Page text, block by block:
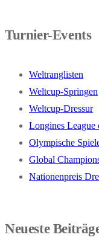
Turnier-Events
Weltranglisten
Weltcup-Springen
Weltcup-Dressur
Longines League
Olympische
Global
Nationenpreis
Neueste